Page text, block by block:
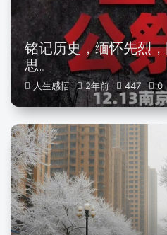
铭记历史，缅怀先烈
思。
人生感悟 2年前 447 0